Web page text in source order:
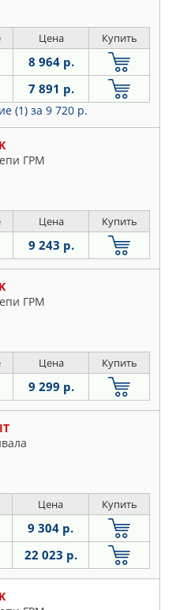
Цена Купить
8 964 р.
7 891 р.
(1) за 9 720 р.
ГРМ
Цена Купить
9 243 р.
ГРМ
Цена Купить
9 299 р.
Цена Купить
9 304 р.
22 023 р.